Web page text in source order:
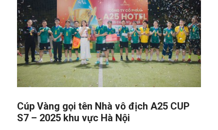
Cúp Vàng gọi tên Nhà vô địch A25 CUP
S7 – 2025 khu vực Hà Nội